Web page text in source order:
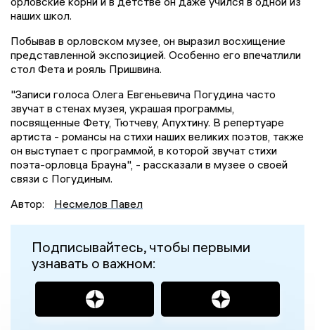
наших школ.
Побывав в орловском музее, он выразил восхищение
представленной экспозицией. Особенно его впечатлили
стол Фета и рояль Пришвина.
"Записи голоса Олега Евгеньевича Погудина часто
звучат в стенах музея, украшая программы,
посвященные Фету, Тютчеву, Апухтину. В репертуаре
артиста - романсы на стихи наших великих поэтов, также
он выступает с программой, в которой звучат стихи
поэта-орловца Брауна", - рассказали в музее о своей
связи с Погудиным.
Автор:
Несмелов Павел
Подписывайтесь, чтобы первыми
узнавать о важном: